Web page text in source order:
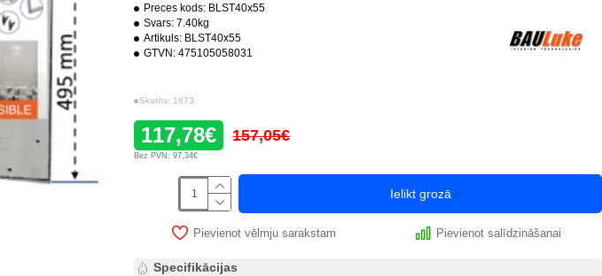
Preces kods: BLST40x55
Svars: 7.40kg
Artikuls: BLST40x55
GTVN: 475105058031
Skatīts: 1873
117,78€ 157,05€
Bez PVN: 97,34€
Ielikt grozā
Pievienot vēlmju sarakstam Pievienot salīdzināšanai
Specifikācijas